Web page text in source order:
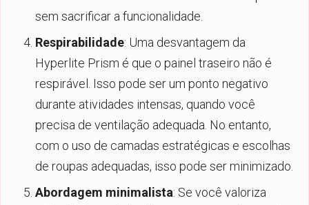
sem sacrificar a funcionalidade.
Respirabilidade: Uma desvantagem da
Hyperlite Prism é que o painel traseiro não é
respirável. Isso pode ser um ponto negativo
durante atividades intensas, quando você
precisa de ventilação adequada. No entanto,
com o uso de camadas estratégicas e escolhas
de roupas adequadas, isso pode ser minimizado.
Abordagem minimalista: Se você valoriza